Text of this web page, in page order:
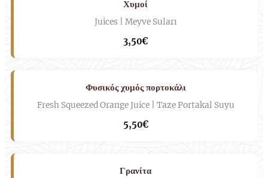
Χυμοί
Juices | Meyve Suları
3,50€
Φυσικός χυμός πορτοκάλι
Fresh Squeezed Orange Juice | Taze Portakal Suyu
5,50€
Γρανίτα